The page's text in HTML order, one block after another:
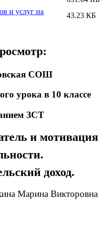
и услуг на
43.23 КБ
СОШ
урока в 10 классе
ЗСТ
и мотивация
доход.
Марина Викторовна